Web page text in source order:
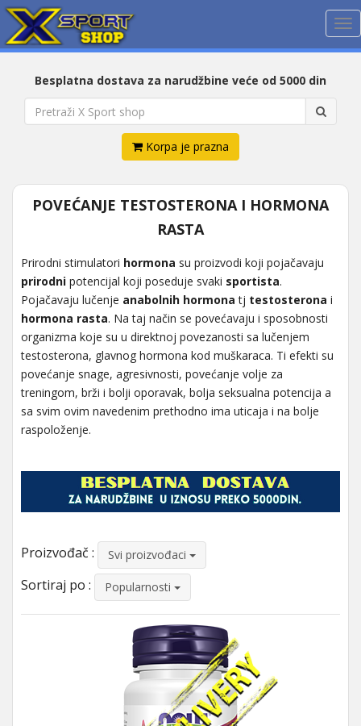
Besplatna dostava za narudžbine veće od 5000 din
Korpa je prazna
POVEĆANJE TESTOSTERONA I HORMONA
RASTA
Prirodni stimulatori hormona su proizvodi koji pojačavaju
prirodni potencijal koji poseduje svaki sportista.
Pojačavaju lučenje anabolnih hormona tj testosterona i
hormona rasta. Na taj način se povećavaju i sposobnosti
organizma koje su u direktnoj povezanosti sa lučenjem
testosterona, glavnog hormona kod muškaraca. Ti efekti su
povećanje snage, agresivnosti, povećanje volje za
treningom, brži i bolji oporavak, bolja seksualna potencija a
sa svim ovim navedenim prethodno ima uticaja i na bolje
raspoloženje.
Proizvođač : Svi proizvođaci
Sortiraj po : Popularnosti